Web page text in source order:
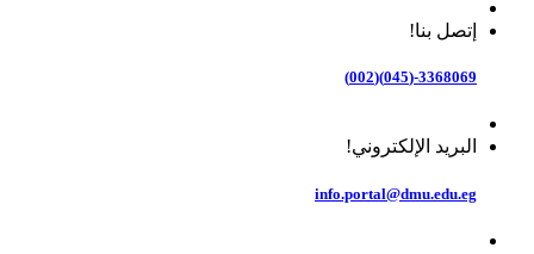
إتصل بنا!
3368069-(045)(002)
البريد الإلكتروني!
info.portal@dmu.edu.eg